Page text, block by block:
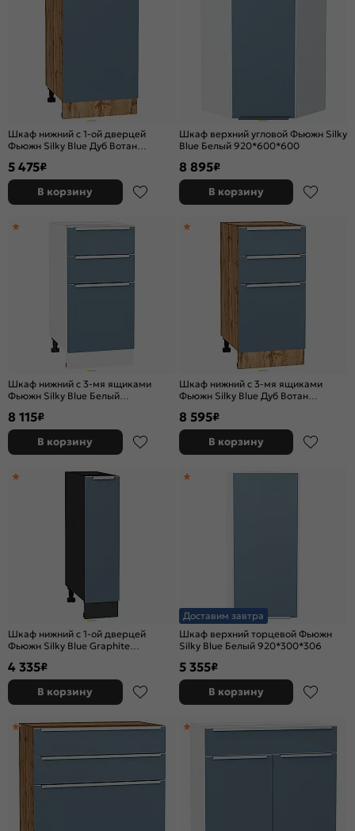
Шкаф нижний с 1-ой дверцей
Фьюжн Silky Blue Дуб Вотан
5 475₽
В корзину
Шкаф верхний угловой Фьюжн Silky
Blue Белый 920*600*600
8 895₽
В корзину
Шкаф нижний с 3-мя ящиками
Фьюжн Silky Blue Белый
8 115₽
В корзину
Шкаф нижний с 3-мя ящиками
Фьюжн Silky Blue Дуб Вотан
8 595₽
В корзину
Шкаф нижний с 1-ой дверцей
Фьюжн Silky Blue Graphite
4 335₽
В корзину
Доставим завтра
Шкаф верхний торцевой Фьюжн
Silky Blue Белый 920*300*306
5 355₽
В корзину